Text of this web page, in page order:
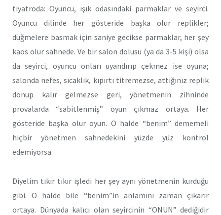
tiyatroda: Oyuncu, ışık odasındaki parmaklar ve seyirci.
Oyuncu dilinde her gösteride başka olur replikler;
düğmelere basmak için saniye gecikse parmaklar, her şey
kaos olur sahnede. Ve bir salon dolusu (ya da 3-5 kişi) olsa
da seyirci, oyuncu onları uyandırıp çekmez ise oyuna;
salonda nefes, sıcaklık, kıpırtı titremezse, attığınız replik
donup kalır gelmezse geri, yönetmenin zihninde
provalarda “sabitlenmiş” oyun çıkmaz ortaya. Her
gösteride başka olur oyun. O halde “benim” dememeli
hiçbir yönetmen sahnedekini yüzde yüz kontrol
edemiyorsa.
Diyelim tıkır tıkır işledi her şey aynı yönetmenin kurduğu
gibi. O halde bile “benim”in anlamını zaman çıkarır
ortaya. Dünyada kalıcı olan seyircinin “ONUN” dediğidir